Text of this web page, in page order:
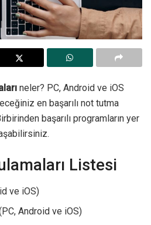
neler? PC, Android ve iOS
en başarılı not tutma
başarılı programların yer
Listesi
ve iOS)
Android ve iOS)